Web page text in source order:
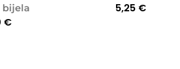
bijela
€
5,25 €